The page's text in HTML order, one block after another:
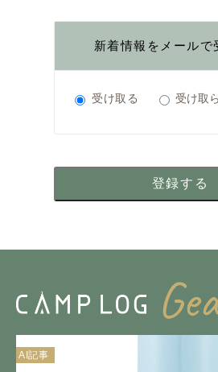
新着情報をメールで
受け取る 受け取
AI記事